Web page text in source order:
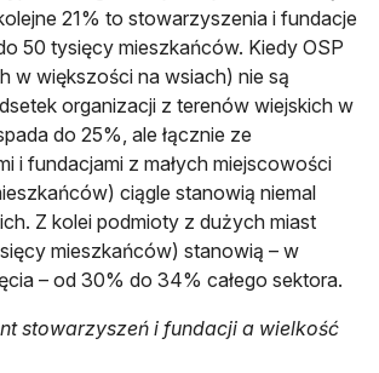
21% to stowarzyszenia i fundacje
50 tysięcy mieszkańców. Kiedy OSP
w większości na wsiach) nie są
organizacji z terenów wiejskich w
do 25%, ale łącznie ze
i fundacjami z małych miejscowości
ciągle stanowią niemal
Z kolei podmioty z dużych miast
mieszkańców) stanowią – w
– od 30% do 34% całego sektora.
stowarzyszeń i fundacji a wielkość